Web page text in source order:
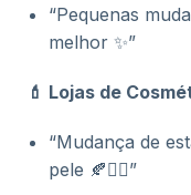
“Pequenas
melhor ✨”
💄 Lojas de
“Mudança de
pele 🍂💆‍♀️”